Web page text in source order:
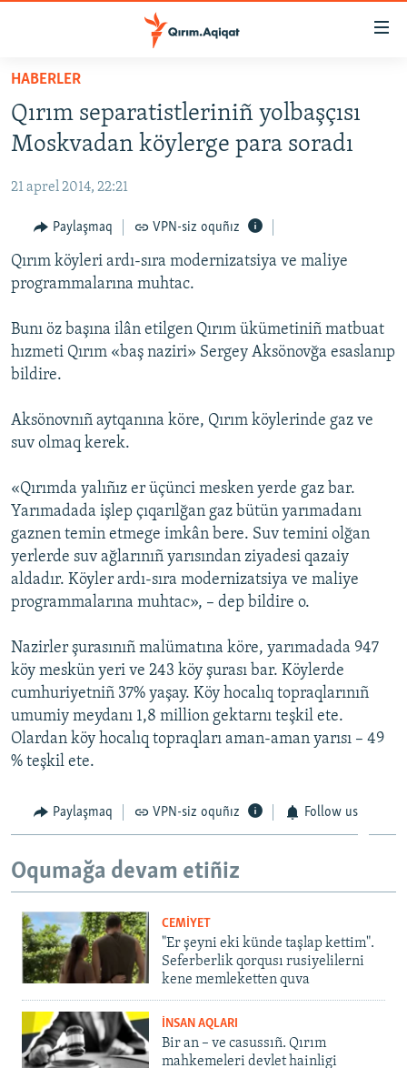
Esas
qaytmaq
Baş
qaytmaq
qaytmaq
SİYASET
CEMİYET
MEDENİYET
İNSAN AQLARI
VİDEO
SÜRET
BLOGLAR
Русский
RFE/RS bütün saytları
HABERLER
Qırım separatistleriniñ yolbaşçısı
Moskvadan köylerge para soradı
21 aprel 2014, 22:21
Paylaşmaq VPN-siz oquñız
Qırım köyleri ardı-sıra modernizatsiya ve maliye
programmalarına muhtac.
Bunı öz başına ilân etilgen Qırım ükümetiniñ matbuat
hızmeti Qırım «baş naziri» Sergey Aksönovğa esaslanıp
bildire.
Aksönovnıñ aytqanına köre, Qırım köylerinde gaz ve
suv olmaq kerek.
«Qırımda yalıñız er üçünci mesken yerde gaz bar.
Yarımadada işlep çıqarılğan gaz bütün yarımadanı
gaznen temin etmege imkân bere. Suv temini olğan
yerlerde suv ağlarınıñ yarısından ziyadesi qazaiy
aldadır. Köyler ardı-sıra modernizatsiya ve maliye
programmalarına muhtac», – dep bildire o.
Nazirler şurasınıñ malümatına köre, yarımadada 947
köy meskün yeri ve 243 köy şurası bar. Köylerde
cumhuriyetniñ 37% yaşay. Köy hocalıq topraqlarınıñ
umumiy meydanı 1,8 million gektarnı teşkil ete.
Olardan köy hocalıq topraqları aman-aman yarısı – 49
% teşkil ete.
Paylaşmaq VPN-siz oquñız Follow us
Oqumağa devam etiñiz
CEMİYET
"Er şeyni eki künde taşlap kettim".
Seferberlik qorqusı rusiyelilerni
kene memleketten quva
İNSAN AQLARI
Bir an – ve casussıñ. Qırım
mahkemeleri devlet hainligi